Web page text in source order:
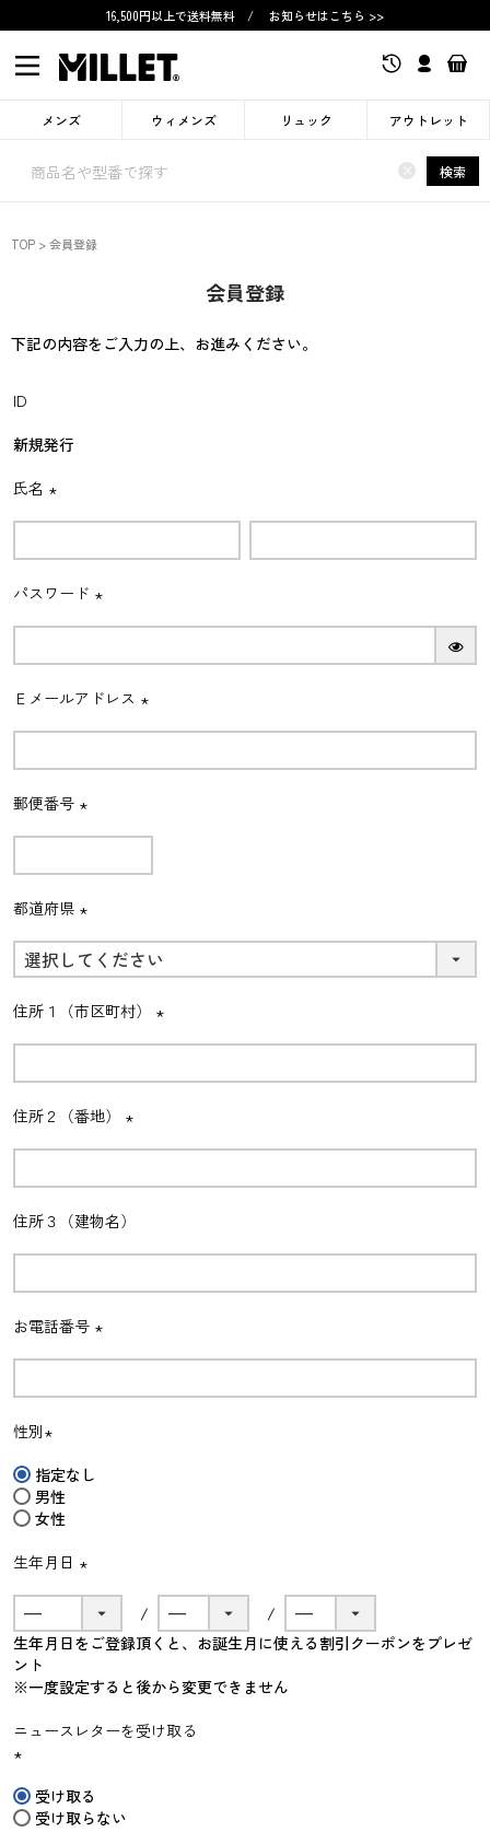
16,500円以上で送料無料 / お知らせはこちら >>
メンズ ウィメンズ リュック アウトレット
× 検索
TOP 会員登録
会員登録
下記の内容をご入力の上、お進みください。
ID
新規発行
氏名
(必
パスワード
(必
Ｅメールアドレス
(必
郵便番号
(必
都道府県
(必
須)
住所１（市区町村）
(必
住所２（番地）
(必
住所３（建物名）
お電話番号
(必
性別
須)
指定なし
男性
女性
生年月日
(必
須)
生年月日をご登録頂くと、お誕生月に使える割引クーポンをプレゼ
ント
※一度設定すると後から変更できません
ニュースレターを受け取る
須) 受け取る
受け取らない